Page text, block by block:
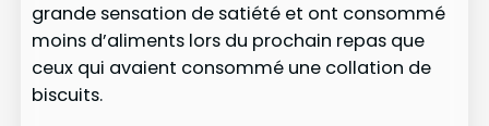
grande sensation de satiété et ont consommé
moins d’aliments lors du prochain repas que
ceux qui avaient consommé une collation de
biscuits.